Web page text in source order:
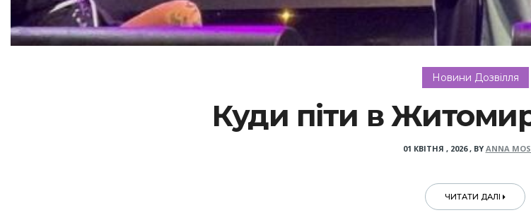
Новини Дозвілля
Куди піти в
01 КВІТНЯ , 2026, BY ANNA
ЧИТАТИ ДАЛІ